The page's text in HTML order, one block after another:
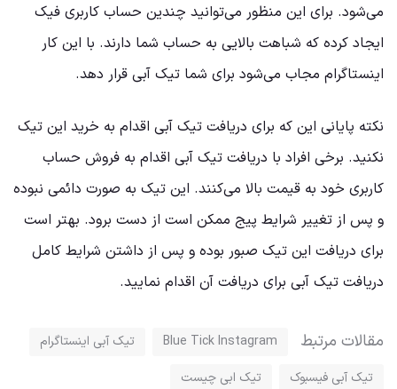
می‌شود. برای این منظور می‌توانید چندین حساب کاربری فیک
ایجاد کرده که شباهت بالایی به حساب شما دارند. با این کار
اینستاگرام مجاب می‌شود برای شما تیک آبی قرار دهد.
نکته پایانی این که برای دریافت تیک آبی اقدام به خرید این تیک
نکنید. برخی افراد با دریافت تیک آبی اقدام به فروش حساب
کاربری خود به قیمت بالا می‌کنند. این تیک به صورت دائمی نبوده
و پس از تغییر شرایط پیج ممکن است از دست برود. بهتر است
برای دریافت این تیک صبور بوده و پس از داشتن شرایط کامل
دریافت تیک آبی برای دریافت آن اقدام نمایید.
مقالات مرتبط Blue Tick Instagram
تیک آبی اینستاگرام
تیک آبی فیسبوک
تیک ابی چیست